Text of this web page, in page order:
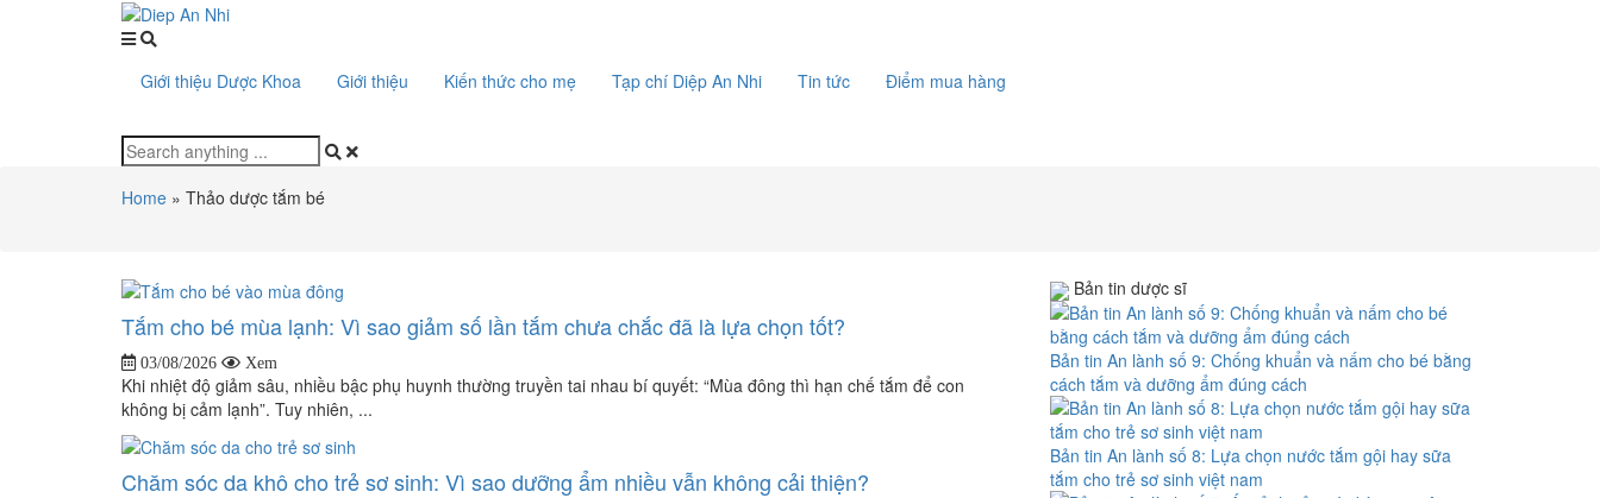
Giới thiệu Dược Khoa Giới thiệu Kiến thức cho mẹ Tạp chí Diệp An Nhi Tin tức Điểm mua hàng
Home » Thảo dược tắm bé
Tắm cho bé mùa lạnh: Vì sao giảm số lần tắm chưa chắc đã là lựa chọn tốt?
03/08/2026 Xem
Khi nhiệt độ giảm sâu, nhiều bậc phụ huynh thường truyền tai nhau bí quyết: “Mùa đông thì hạn chế tắm để con
không bị cảm lạnh”. Tuy nhiên, ...
Chăm sóc da khô cho trẻ sơ sinh: Vì sao dưỡng ẩm nhiều vẫn không cải thiện?
Bản tin dược sĩ
Bản tin An lành số 9: Chống khuẩn và nấm cho bé bằng
cách tắm và dưỡng ẩm đúng cách
Bản tin An lành số 8: Lựa chọn nước tắm gội hay sữa
tắm cho trẻ sơ sinh việt nam